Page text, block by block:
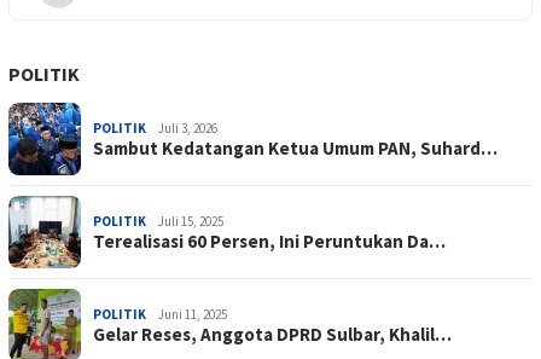
POLITIK
POLITIK Juli 3, 2026
Sambut Kedatangan Ketua Umum PAN, Suhard…
POLITIK Juli 15, 2025
Terealisasi 60 Persen, Ini Peruntukan Da…
POLITIK Juni 11, 2025
Gelar Reses, Anggota DPRD Sulbar, Khalil…